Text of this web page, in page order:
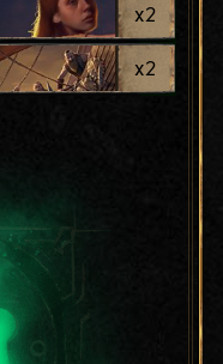
x2
x2